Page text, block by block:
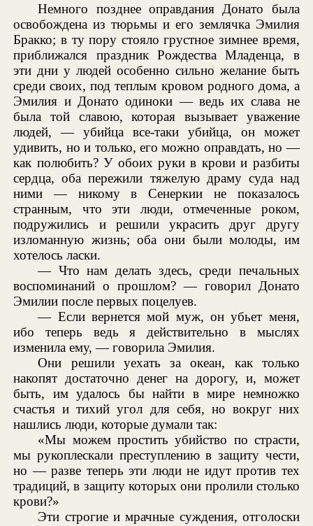
Немного позднее оправдания Донато была
освобождена из тюрьмы и его землячка Эмилия
Бракко; в ту пору стояло грустное зимнее время,
приближался праздник Рождества Младенца, в
эти дни у людей особенно сильно желание быть
среди своих, под теплым кровом родного дома, а
Эмилия и Донато одиноки — ведь их слава не
была той славою, которая вызывает уважение
людей, — убийца все-таки убийца, он может
удивить, но и только, его можно оправдать, но —
как полюбить? У обоих руки в крови и разбиты
сердца, оба пережили тяжелую драму суда над
ними — никому в Сенеркии не показалось
странным, что эти люди, отмеченные роком,
подружились и решили украсить друг другу
изломанную жизнь; оба они были молоды, им
хотелось ласки.
— Что нам делать здесь, среди печальных
воспоминаний о прошлом? — говорил Донато
Эмилии после первых поцелуев.
— Если вернется мой муж, он убьет меня,
ибо теперь ведь я действительно в мыслях
изменила ему, — говорила Эмилия.
Они решили уехать за океан, как только
накопят достаточно денег на дорогу, и, может
быть, им удалось бы найти в мире немножко
счастья и тихий угол для себя, но вокруг них
нашлись люди, которые думали так:
«Мы можем простить убийство по страсти,
мы рукоплескали преступлению в защиту чести,
но — разве теперь эти люди не идут против тех
традиций, в защиту которых они пролили столько
крови?»
Эти строгие и мрачные суждения, отголоски